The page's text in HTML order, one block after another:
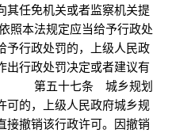
其任免机关或者监察机关提
本法规定应当给予行政处
予行政处罚的，上级人民政
出行政处罚决定或者建议有
。 第五十七条 城乡规划
可的，上级人民政府城乡规
接撤销该行政许可。因撤销